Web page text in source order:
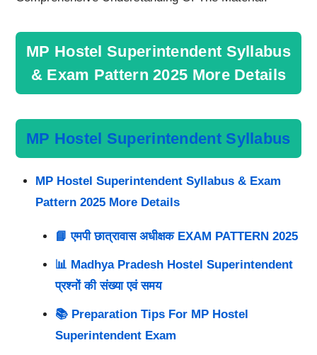
MP Hostel Superintendent Syllabus
& Exam Pattern 2025 More Details
MP Hostel Superintendent Syllabus
MP Hostel Superintendent Syllabus & Exam
Pattern 2025 More Details
📘 एमपी छात्रावास अधीक्षक EXAM PATTERN 2025
📊 Madhya Pradesh Hostel Superintendent
प्रश्नों की संख्या एवं समय
📚 Preparation Tips For MP Hostel
Superintendent Exam